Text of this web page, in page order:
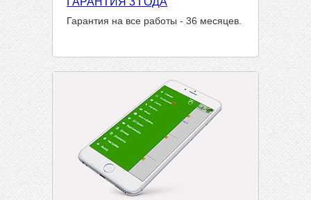
Гарантия на все работы - 36 месяцев.